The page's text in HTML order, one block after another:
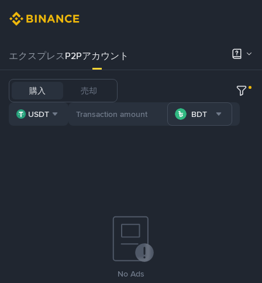
エクスプレスP2Pアカウント
購入 売却
USDT BDT
No Ads